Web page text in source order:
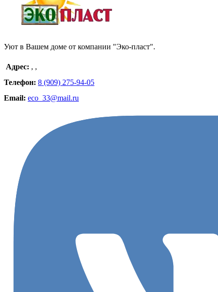
Уют в Вашем доме от компании "Эко-пласт".
Адрес: , ,
Телефон: 8 (909) 275-94-05
Email: eco_33@mail.ru